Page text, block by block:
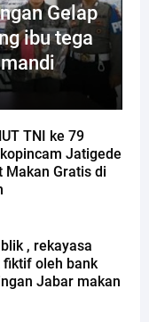
Gelap
ibu tega
TNI ke 79
Jatigede
Makan Gratis di
, rekayasa
oleh bank
Jabar makan